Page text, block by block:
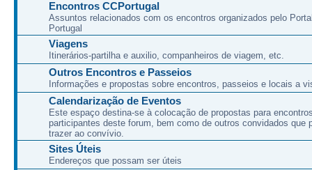
Encontros CCPortugal
Assuntos relacionados com os encontros organizados pelo
Portugal
Viagens
Itinerários-partilha e auxilio, companheiros de viagem, etc.
Outros Encontros e Passeios
Informações e propostas sobre encontros, passeios e locais a
Calendarização de Eventos
Este espaço destina-se à colocação de propostas para
participantes deste forum, bem como de outros convidados que
trazer ao convívio.
Sites Úteis
Endereços que possam ser úteis